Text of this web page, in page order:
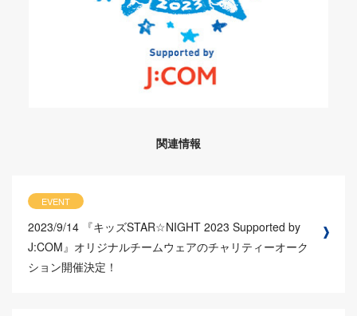
関連情報
EVENT
2023/9/14 『キッズSTAR☆NIGHT 2023 Supported by
J:COM』オリジナルチームウェアのチャリティーオーク
ション開催決定！